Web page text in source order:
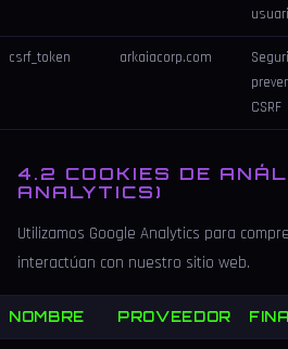
csrf_token arkaiacorp.com
CSRF
4.2 COOKIES DE
ANALYTICS)
Utilizamos Google Analytics para
interactúan con nuestro sitio web.
NOMBRE PROVEEDOR